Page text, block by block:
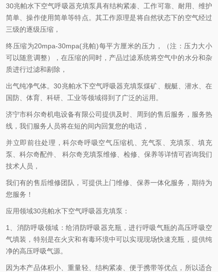
30兆帕水下空气呼吸器充填泵具有结构紧凑、工作可靠、耐用、维护
简单、操作使用简单等特点。其工作原理是将自然状态下的空气经过
三级的逐级压缩，
终压缩为20mpa-30mpa(兆帕)每平方厘米的压力，（注：压力大小
可以随意调整），在压缩的同时，产品过滤系统将空气中的水分和杂
质进行过滤和剔除，
出气纯净气体。30兆帕水下空气呼吸器充填泵煤矿、舰艇、潜水、在
国防、体育、科研、工业等领域得到了广泛的运用。
济宁市科尔奇机电设备有限公司提供及时、周到的售后服务，服务热
线，我们服务人员将在短的间内回复您的电话，
并立即前往处理，科尔奇呼吸空气压缩机、充气泵、充填泵、填充
泵、科尔奇配件、 科尔奇充填泵维修、检修、保养等详情可咨询我们
技术人员，
我们有的售后维修团队，可提供上门维修、保养一体化服务，期待为
您服务！
应用领域30兆帕水下空气呼吸器充填泵：
1、消防呼吸领域：给消防呼吸器充瓶，进行呼吸气瓶的高压呼吸空
气填装，特别是在火灾和有毒环境中可以实现现场快速充瓶，提供纯
净的高压呼吸气源。
因为本产品体积小、重量轻、结构紧凑、便于携带等优点，所以适合